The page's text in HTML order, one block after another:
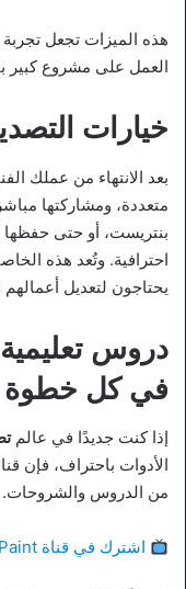
هذه الميزات تجعل
العمل على مشروع كبير
خيارات
بعد الانتهاء من عملك
متعددة، ومشاركتها
بنتريست، أو حتى حفظها
احترافية. وتُعد هذه
يحتاجون لتعديل
دروس
في كل خطوة
إذا كنت جديدًا في عالم
من الدروس والشروحات.
اشترك في قناة HiPaint على YouTube